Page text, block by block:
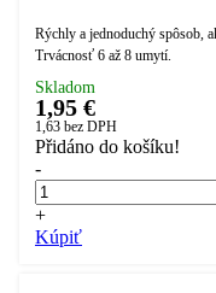
Rýchly a jednoduchý spôsob,
Trvácnosť 6 až 8 umytí.
Skladom
1,95 €
1,63 bez DPH
Přidáno do košíku!
-
+
Kúpiť